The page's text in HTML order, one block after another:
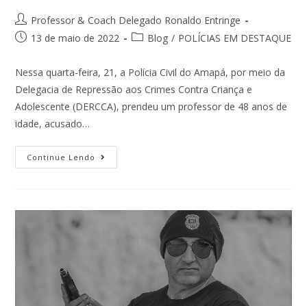
Professor & Coach Delegado Ronaldo Entringe
13 de maio de 2022
Blog / POLÍCIAS EM DESTAQUE
Nessa quarta-feira, 21, a Polícia Civil do Amapá, por meio da
Delegacia de Repressão aos Crimes Contra Criança e
Adolescente (DERCCA), prendeu um professor de 48 anos de
idade, acusado…
Continue Lendo